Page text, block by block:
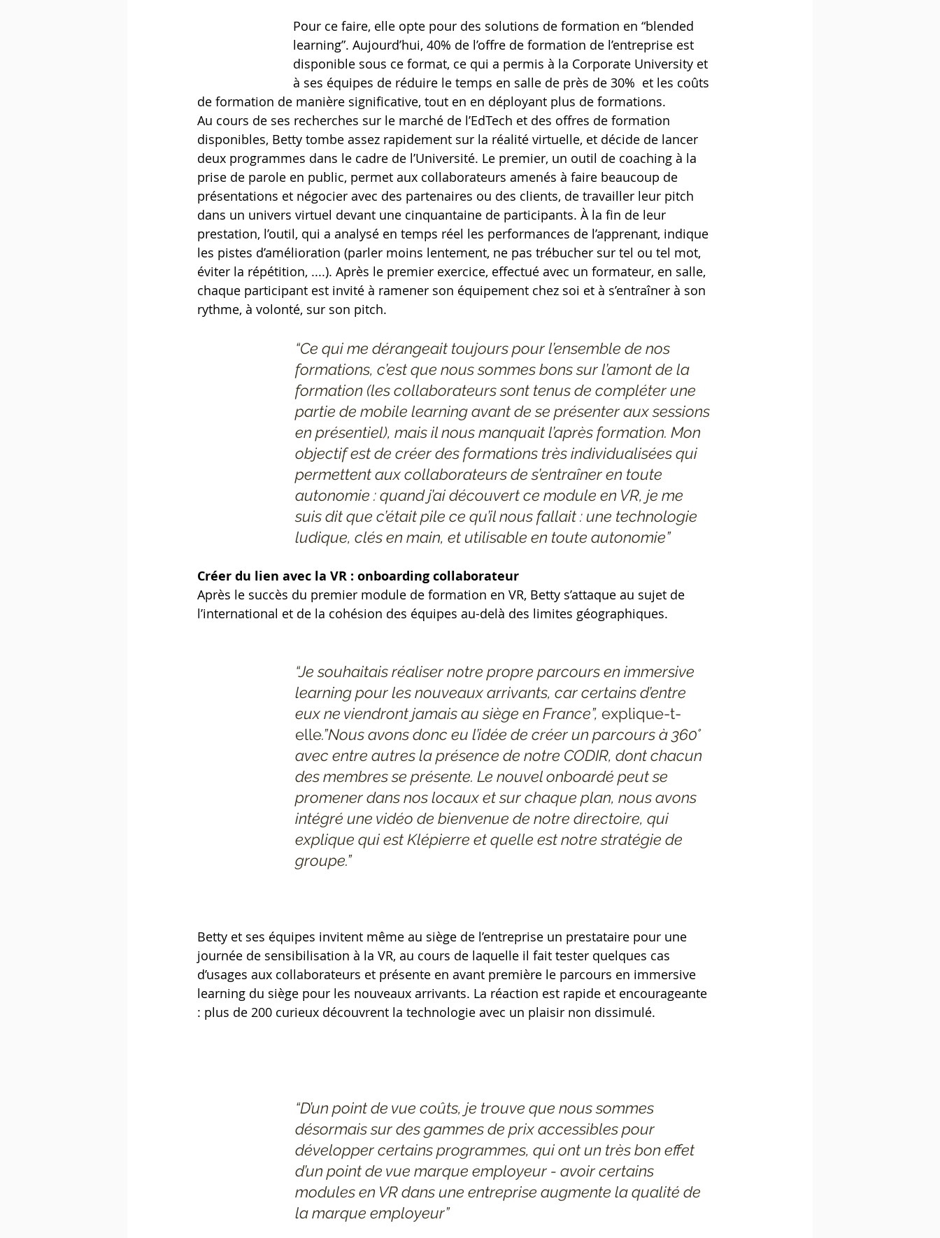
Pour ce faire, elle opte pour des solutions de formation en “blended
learning”. Aujourd’hui, 40% de l’offre de formation de l’entreprise est
disponible sous ce format, ce qui a permis à la Corporate University et
à ses équipes de réduire le temps en salle de près de 30%  et les coûts
de formation de manière significative, tout en en déployant plus de formations.
Au cours de ses recherches sur le marché de l’EdTech et des offres de formation
disponibles, Betty tombe assez rapidement sur la réalité virtuelle, et décide de lancer
deux programmes dans le cadre de l’Université. Le premier, un outil de coaching à la
prise de parole en public, permet aux collaborateurs amenés à faire beaucoup de
présentations et négocier avec des partenaires ou des clients, de travailler leur pitch
dans un univers virtuel devant une cinquantaine de participants. À la fin de leur
prestation, l’outil, qui a analysé en temps réel les performances de l’apprenant, indique
les pistes d’amélioration (parler moins lentement, ne pas trébucher sur tel ou tel mot,
éviter la répétition, ....). Après le premier exercice, effectué avec un formateur, en salle,
chaque participant est invité à ramener son équipement chez soi et à s’entraîner à son
rythme, à volonté, sur son pitch.
“Ce qui me dérangeait toujours pour l’ensemble de nos
formations, c’est que nous sommes bons sur l’amont de la
formation (les collaborateurs sont tenus de compléter une
partie de mobile learning avant de se présenter aux sessions
en présentiel), mais il nous manquait l’après formation. Mon
objectif est de créer des formations très individualisées qui
permettent aux collaborateurs de s’entraîner en toute
autonomie : quand j’ai découvert ce module en VR, je me
suis dit que c’était pile ce qu’il nous fallait : une technologie
ludique, clés en main, et utilisable en toute autonomie”
Créer du lien avec la VR : onboarding collaborateur
Après le succès du premier module de formation en VR, Betty s’attaque au sujet de
l’international et de la cohésion des équipes au-delà des limites géographiques.
“Je souhaitais réaliser notre propre parcours en immersive
learning pour les nouveaux arrivants, car certains d’entre
eux ne viendront jamais au siège en France”, explique-t-
elle.”Nous avons donc eu l’idée de créer un parcours à 360°
avec entre autres la présence de notre CODIR, dont chacun
des membres se présente. Le nouvel onboardé peut se
promener dans nos locaux et sur chaque plan, nous avons
intégré une vidéo de bienvenue de notre directoire, qui
explique qui est Klépierre et quelle est notre stratégie de
groupe.”
Betty et ses équipes invitent même au siège de l’entreprise un prestataire pour une
journée de sensibilisation à la VR, au cours de laquelle il fait tester quelques cas
d’usages aux collaborateurs et présente en avant première le parcours en immersive
learning du siège pour les nouveaux arrivants. La réaction est rapide et encourageante
: plus de 200 curieux découvrent la technologie avec un plaisir non dissimulé.
“D’un point de vue coûts, je trouve que nous sommes
désormais sur des gammes de prix accessibles pour
développer certains programmes, qui ont un très bon effet
d’un point de vue marque employeur - avoir certains
modules en VR dans une entreprise augmente la qualité de
la marque employeur”